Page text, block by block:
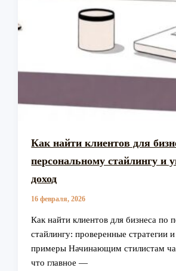
Как найти клиентов для
персональному стайлингу и
доход
16 февраля, 2026
Как найти клиентов для бизнеса по
стайлингу: проверенные стратегии
примеры Начинающим стилистам
что главное —